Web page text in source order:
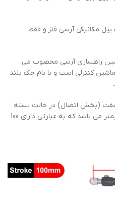
مکانیکی آرسی فلز و فقط
راهسازی آرسی محصوب می
کنترلی است و با نام جک بلند
(بخش اتصال) در حالت بسته
132 میلیمتر و در حالت باز 232 میلیمتر می باشد که به عبارتی دارای 100